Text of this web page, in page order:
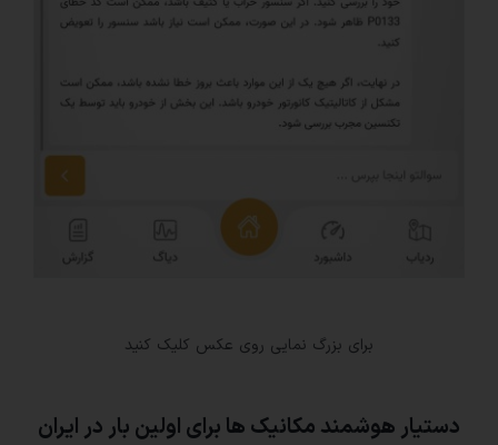
برای بزرگ نمایی روی عکس کلیک کنید
دستیار هوشمند مکانیک ها برای اولین بار در ایران